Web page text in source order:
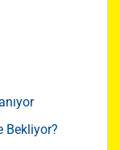
Bekliyor?